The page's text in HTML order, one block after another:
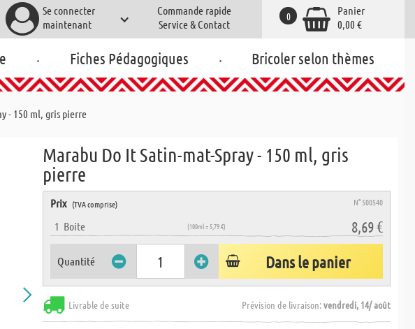
Se connecter
maintenant
Commande rapide
Service & Contact
Panier
0,00 €
0
. Fiches Pédagogiques . Bricoler selon thèmes
- 150 ml, gris pierre
Marabu Do It Satin-mat-Spray - 150 ml, gris
pierre
Prix (TVA comprise) N° 500540
1 Boite (100ml = 5,79 €) 8,69 €
Quantité Dans le panier
Livrable de suite Prévision de livraison:vendredi, 14/ août